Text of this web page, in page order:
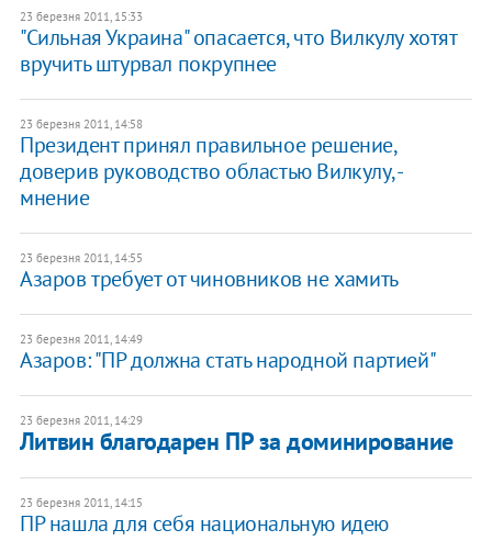
23 березня 2011, 15:33
"Сильная Украина" опасается, что Вилкулу хотят
вручить штурвал покрупнее
23 березня 2011, 14:58
Президент принял правильное решение,
доверив руководство областью Вилкулу, -
мнение
23 березня 2011, 14:55
Азаров требует от чиновников не хамить
23 березня 2011, 14:49
Азаров: "ПР должна стать народной партией"
23 березня 2011, 14:29
Литвин благодарен ПР за доминирование
23 березня 2011, 14:15
ПР нашла для себя национальную идею